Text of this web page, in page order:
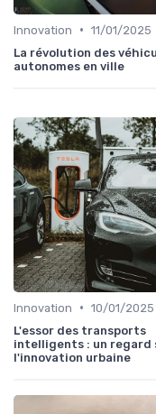
Innovation • 11/01/2025
La révolution des
autonomes en ville
Innovation • 10/01/2025
L'essor des transports
intelligents : un regard
l'innovation urbaine